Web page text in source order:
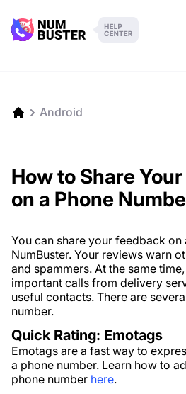
Android
How to Share
on a Phone
You can share your feedback on
NumBuster. Your reviews warn
and spammers. At the same
important calls from delivery
useful contacts. There are
number.
Quick Rating: Emotags
Emotags are a fast way to
a phone number. Learn how to
phone number here.